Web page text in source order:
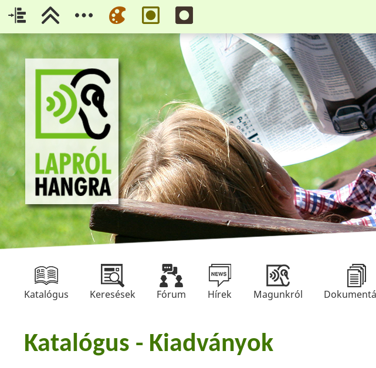
Katalógus Keresések Fórum Hírek Magunkról
Katalógus - Kiadványok